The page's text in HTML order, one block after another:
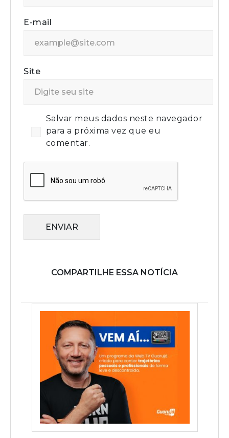
E-mail
Site
Salvar meus dados neste navegador
para a próxima vez que eu
comentar.
ENVIAR
COMPARTILHE ESSA NOTÍCIA